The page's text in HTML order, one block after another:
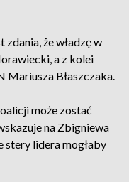
że władzę w
a z kolei
Mariusza Błaszczaka.
może zostać
na Zbigniewa
stery lidera mogłaby